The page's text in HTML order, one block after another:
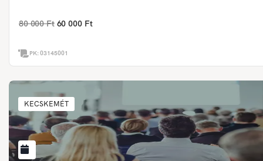
80 000 Ft 60 000 Ft
PK:03145001
KECSKEMÉT